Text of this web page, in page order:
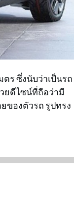
ตร ซึ่งนับว่าเป็นรถ
ยดีไซน์ที่ถือว่ามี
ของตัวรถ รูปทรง